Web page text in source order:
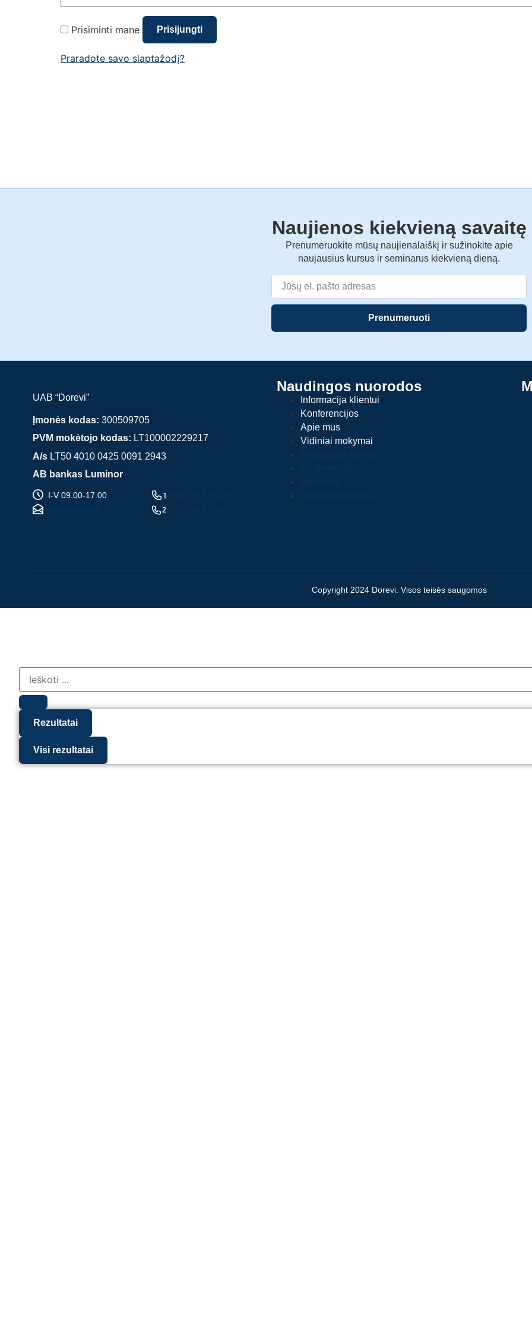
Prisiminti mane Prisijungti
Praradote savo slaptažodį?
Naujienos kiekvieną savaitę
Prenumeruokite mūsų naujienalaiškį ir sužinokite apie
naujausius kursus ir seminarus kiekvieną dieną.
Prenumeruoti
UAB “Dorevi”
Įmonės kodas: 300509705
PVM mokėtojo kodas: LT100002229217
A/sLT50 4010 0425 0091 2943
AB bankas Luminor
I-V 09.00-17.00
Naudingos nuorodos
Informacija klientui
Konferencijos
Apie mus
Vidiniai mokymai
Copyright 2024 Dorevi. Visos teisės saugomos
Rezultatai
Visi rezultatai